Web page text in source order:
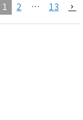
1
2 … 13